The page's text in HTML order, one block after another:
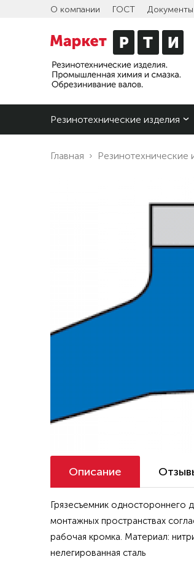
О компании ГОСТ Документы
Резинотехнические изделия
Главная Резинотехнические
Описание
Грязесъемник одностороннего
монтажных пространствах
рабочая кромка. Материал:
нелегированная сталь